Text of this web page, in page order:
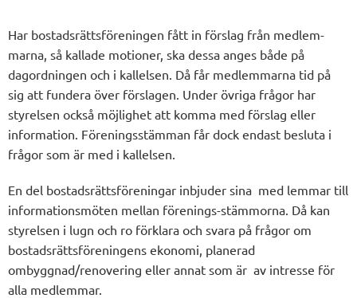
Har bostadsrättsföreningen fått in förslag från medlem-
marna, så kallade motioner, ska dessa anges både på
dagordningen och i kallelsen. Då får medlemmarna tid på
sig att fundera över förslagen. Under övriga frågor har
styrelsen också möjlighet att komma med förslag eller
information. Föreningsstämman får dock endast besluta i
frågor som är med i kallelsen.
En del bostadsrättsföreningar inbjuder sina med lemmar till
informationsmöten mellan förenings-stämmorna. Då kan
styrelsen i lugn och ro förklara och svara på frågor om
bostadsrättsföreningens ekonomi, planerad
ombyggnad/renovering eller annat som är av intresse för
alla medlemmar.